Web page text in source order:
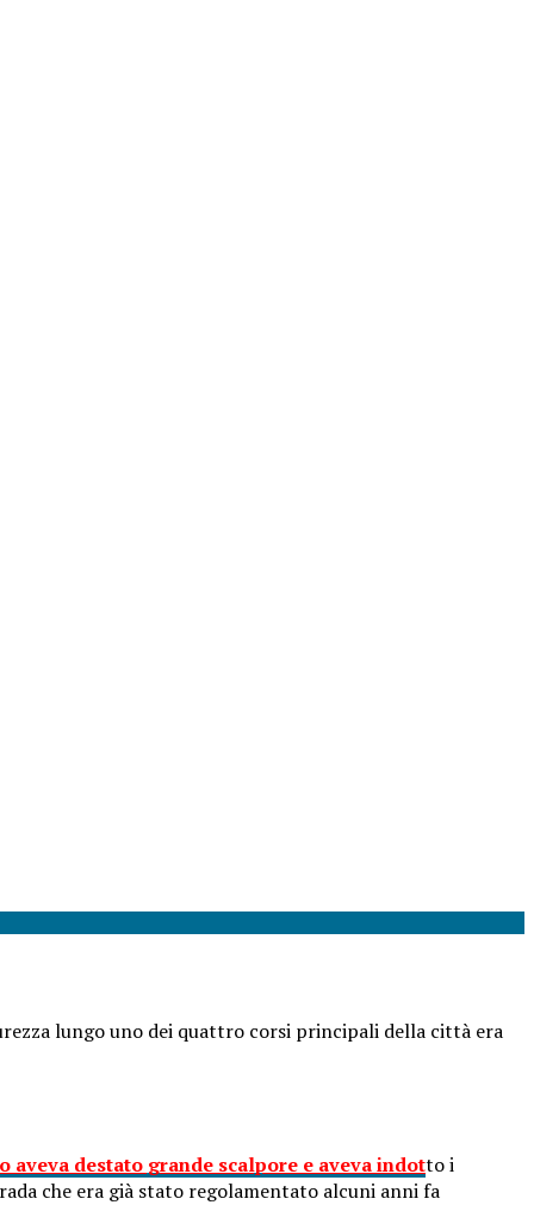
lungo uno dei quattro corsi principali della città era
destato grande scalpore e aveva indotto i
che era già stato regolamentato alcuni anni fa